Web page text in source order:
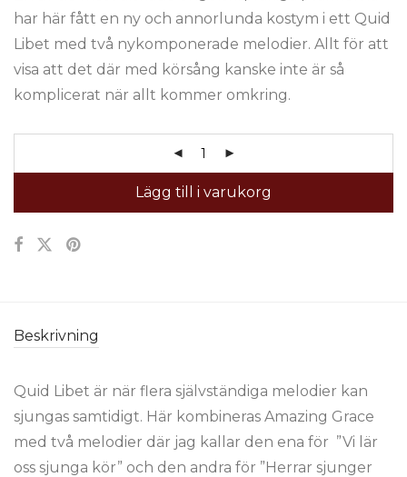
har här fått en ny och annorlunda kostym i ett Quid
Libet med två nykomponerade melodier. Allt för att
visa att det där med körsång kanske inte är så
komplicerat när allt kommer omkring.
Lägg till i varukorg
Beskrivning
Quid Libet är när flera självständiga melodier kan
sjungas samtidigt. Här kombineras Amazing Grace
med två melodier där jag kallar den ena för ”Vi lär
oss sjunga kör” och den andra för ”Herrar sjunger